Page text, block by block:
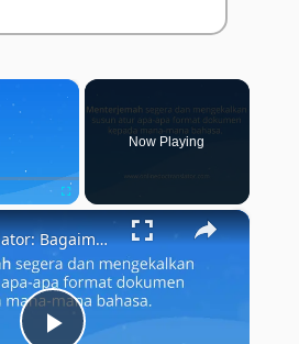
×
Fullscreen
Now Playing
×
Doc Translator: Bagaimana saya menggunakan penterjemah dokumen?